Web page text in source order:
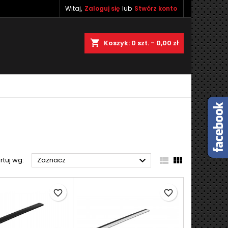
Witaj, Zaloguj się lub Stwórz konto
shopping_cart Koszyk: 0 szt. - 0,00 zł
wg: Zaznacz   
favorite_border favorite_border